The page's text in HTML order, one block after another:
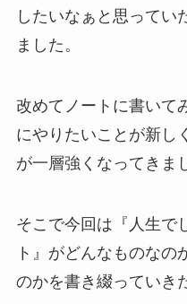
したいなぁと思ってい
ました。
改めてノートに書いて
にやりたいことが新し
が一層強くなってきま
そこで今回は『人生で
ト』がどんなものなの
のかを書き綴っていき